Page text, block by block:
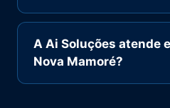
A Ai Soluções atende
Nova Mamoré?